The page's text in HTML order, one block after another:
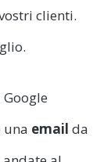
clienti.
email da